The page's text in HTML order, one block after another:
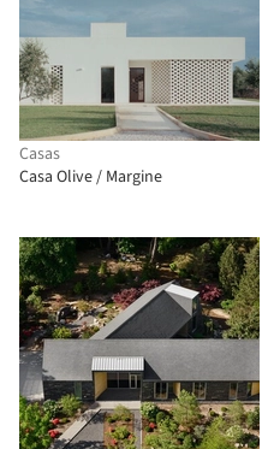
Casas
Casa Olive / Margine